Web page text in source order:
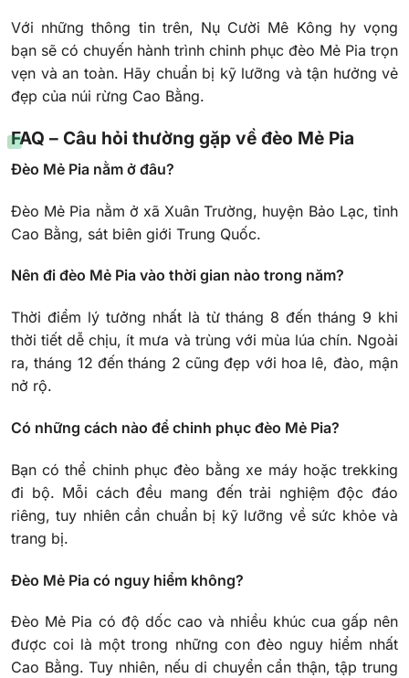
Với những thông tin trên, Nụ Cười Mê Kông hy vọng
bạn sẽ có chuyến hành trình chinh phục đèo Mẻ Pia trọn
vẹn và an toàn. Hãy chuẩn bị kỹ lưỡng và tận hưởng vẻ
đẹp của núi rừng Cao Bằng.
FAQ – Câu hỏi thường gặp về đèo Mẻ Pia
Đèo Mẻ Pia nằm ở đâu?
Đèo Mẻ Pia nằm ở xã Xuân Trường, huyện Bảo Lạc, tỉnh
Cao Bằng, sát biên giới Trung Quốc.
Nên đi đèo Mẻ Pia vào thời gian nào trong năm?
Thời điểm lý tưởng nhất là từ tháng 8 đến tháng 9 khi
thời tiết dễ chịu, ít mưa và trùng với mùa lúa chín. Ngoài
ra, tháng 12 đến tháng 2 cũng đẹp với hoa lê, đào, mận
nở rộ.
Có những cách nào để chinh phục đèo Mẻ Pia?
Bạn có thể chinh phục đèo bằng xe máy hoặc trekking
đi bộ. Mỗi cách đều mang đến trải nghiệm độc đáo
riêng, tuy nhiên cần chuẩn bị kỹ lưỡng về sức khỏe và
trang bị.
Đèo Mẻ Pia có nguy hiểm không?
Đèo Mẻ Pia có độ dốc cao và nhiều khúc cua gấp nên
được coi là một trong những con đèo nguy hiểm nhất
Cao Bằng. Tuy nhiên, nếu di chuyển cẩn thận, tập trung